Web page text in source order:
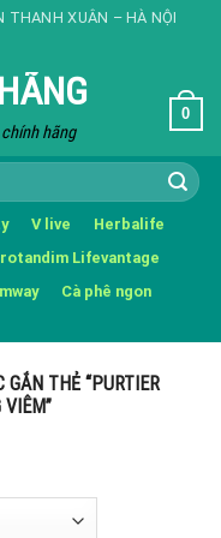
THANH XUÂN – HÀ NỘI
hãng
0
V live
Herbalife
Lifevantage
Cà phê ngon
THẺ “PURTIER